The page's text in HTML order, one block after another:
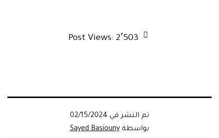
Post Views: 2٬503
تم النشر في 02/15/2024
بواسطة Sayed Basiouny